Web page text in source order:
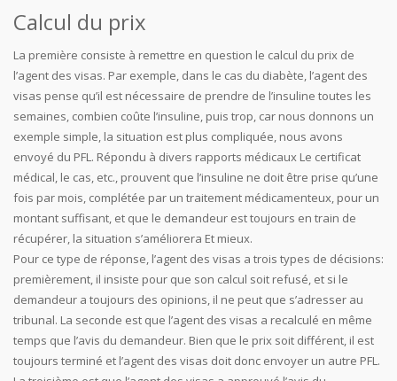
Calcul du prix
La première consiste à remettre en question le calcul du prix de
l’agent des visas. Par exemple, dans le cas du diabète, l’agent des
visas pense qu’il est nécessaire de prendre de l’insuline toutes les
semaines, combien coûte l’insuline, puis trop, car nous donnons un
exemple simple, la situation est plus compliquée, nous avons
envoyé du PFL. Répondu à divers rapports médicaux Le certificat
médical, le cas, etc., prouvent que l’insuline ne doit être prise qu’une
fois par mois, complétée par un traitement médicamenteux, pour un
montant suffisant, et que le demandeur est toujours en train de
récupérer, la situation s’améliorera Et mieux.
Pour ce type de réponse, l’agent des visas a trois types de décisions:
premièrement, il insiste pour que son calcul soit refusé, et si le
demandeur a toujours des opinions, il ne peut que s’adresser au
tribunal. La seconde est que l’agent des visas a recalculé en même
temps que l’avis du demandeur. Bien que le prix soit différent, il est
toujours terminé et l’agent des visas doit donc envoyer un autre PFL.